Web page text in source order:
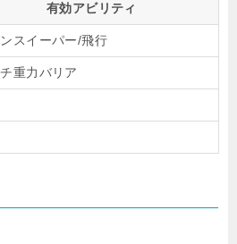
有効アビリティ
スイーパー/飛行
重力バリア